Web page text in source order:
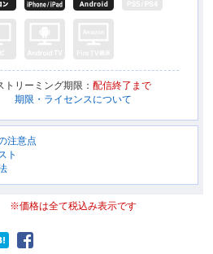
トリーミング期限： 配信終了まで
期限・ライセンスについて
注意点
ト
※価格は全て税込み表示です